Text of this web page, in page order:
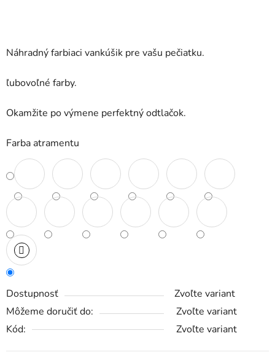
Náhradný farbiaci vankúšik pre vašu pečiatku.
ľubovoľné farby.
Okamžite po výmene perfektný odtlačok.
Farba atramentu
Dostupnosť
Zvoľte variant
Môžeme doručiť do:
Zvoľte variant
Kód:
Zvoľte variant